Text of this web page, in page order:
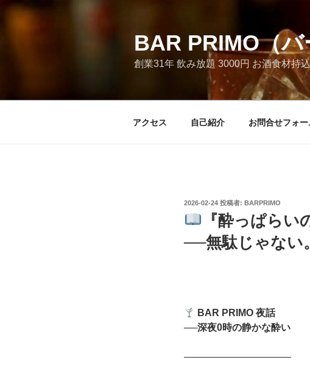
コ
BAR PRIMO（バ
創業31年 飲み放題 3000円 お酒食材持
アクセス 自己紹介 お問合せフォー
投
日:
2026-02-24 投稿者: BARPRIMO
『酔っぱらい
──無駄じゃない。
BAR PRIMO夜話
──深夜0時の静かな酔い
―――――――――――